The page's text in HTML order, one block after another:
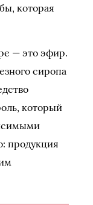
которая
— это эфир.
сиропа
который
продукция